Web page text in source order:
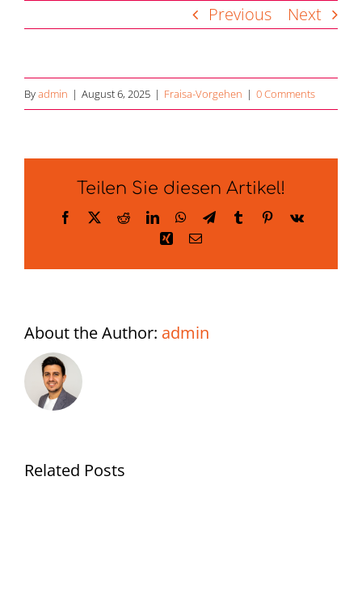
Previous Next
Byadmin | August 6, 2025 | Fraisa-Vorgehen | 0 Comments
Teilen Sie diesen Artikel!
Facebook
X RedditLinkedInWhatsApp
TelegramTumblrPinterest
Vk
Xing Email
About the Author: admin
Related Posts